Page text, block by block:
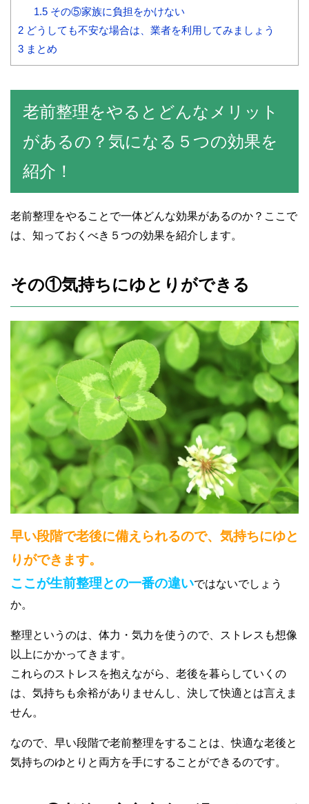
1.5その⑤家族に負担をかけない
2 どうしても不安な場合は、業者を利用してみましょう
3 まとめ
老前整理をやるとどんなメリット
があるの？気になる５つの効果を
紹介！
老前整理をやることで一体どんな効果があるのか？ここで
は、知っておくべき５つの効果を紹介します。
その①気持ちにゆとりができる
早い段階で老後に備えられるので、気持ちにゆと
りができます。
ここが生前整理との一番の違いではないでしょう
か。
整理というのは、体力・気力を使うので、ストレスも想像
以上にかかってきます。
これらのストレスを抱えながら、老後を暮らしていくの
は、気持ちも余裕がありませんし、決して快適とは言えま
せん。
なので、早い段階で老前整理をすることは、快適な老後と
気持ちのゆとりと両方を手にすることができるのです。